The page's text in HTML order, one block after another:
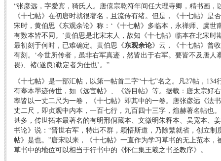
“张彦远，字爱宾，猗氏人。唐僖宗乾符年间任大理寺卿，精书画，
《十七帖》在初唐时就很著名，且流传有绪。但是，《十七帖》是
宋时，黄伯思《东观余论》称：‘《十七帖》多临本，永禅师、虞世
有数本皆不同。’黄伯思是北宋末人，故知《十七帖》临本在北宋时
最初刻于何时，已难确定。黄伯思《东观余论》云，《十七帖》曾
有刻。‘今世所传者，虽非右军真迹，然皆出于右军。要皆不及唐人
畏)、褚(遂良)勒定者为佳也’。”
《十七帖》是一部汇帖，以第一帖首二字“十七”名之。凡27帖，
有摹本墨迹传世，如《远宦帖》、《游目帖》等。据载：唐太宗好
率皆以一丈二尺为一卷，《十七帖》即其中的一卷。唐张彦远《法
丈二尺，即贞观中内本，一百七行，九百四十三字，煊赫著名帖也
甚多，传世拓本最著名的有明邢侗藏本、文徵明朱释本、吴宽本、
书论》说：“晋世右军，特出不群，颖悟斯道，乃除繁就省，创立制
帖》是也。”唐宋以来，《十七帖》一直作为学习草书的无上范本，
草书中的地位可以相当于行书中的《怀仁集王羲之书圣教序》。